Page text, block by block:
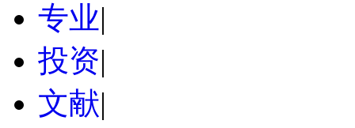
专业|
投资|
文献|